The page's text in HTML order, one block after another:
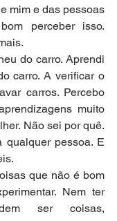
mim e das pessoas
perceber isso.
do carro. Aprendi
carro. A verificar o
carros. Percebo
muito
Não sei por quê.
qualquer pessoa. E
que não é bom
Nem ter
ser coisas,